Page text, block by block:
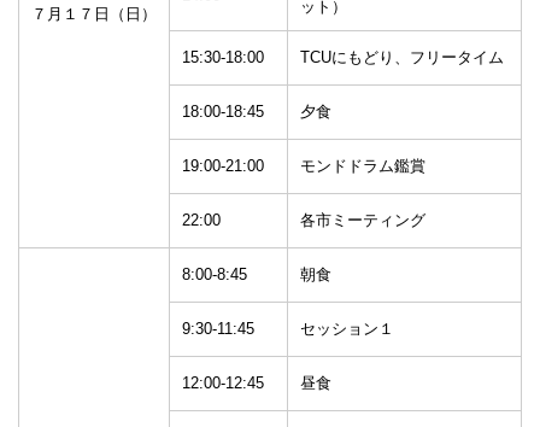
７月１７日（日）
ット）
15:30-18:00 TCUにもどり、フリータイム
18:00-18:45 夕食
19:00-21:00 モンドドラム鑑賞
22:00 各市ミーティング
8:00-8:45 朝食
9:30-11:45 セッション１
12:00-12:45 昼食